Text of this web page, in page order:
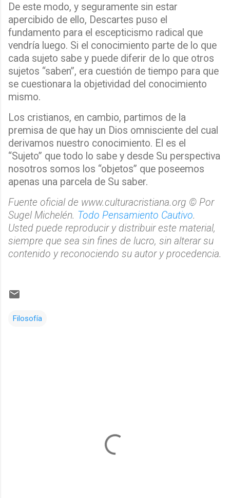
De este modo, y seguramente sin estar
apercibido de ello, Descartes puso el
fundamento para el escepticismo radical que
vendría luego. Si el conocimiento parte de lo que
cada sujeto sabe y puede diferir de lo que otros
sujetos “saben”, era cuestión de tiempo para que
se cuestionara la objetividad del conocimiento
mismo.
Los cristianos, en cambio, partimos de la
premisa de que hay un Dios omnisciente del cual
derivamos nuestro conocimiento. El es el
“Sujeto” que todo lo sabe y desde Su perspectiva
nosotros somos los “objetos” que poseemos
apenas una parcela de Su saber.
Fuente oficial de www.culturacristiana.org © Por
Sugel Michelén. Todo Pensamiento Cautivo.
Usted puede reproducir y distribuir este material,
siempre que sea sin fines de lucro, sin alterar su
contenido y reconociendo su autor y procedencia.
Filosofía